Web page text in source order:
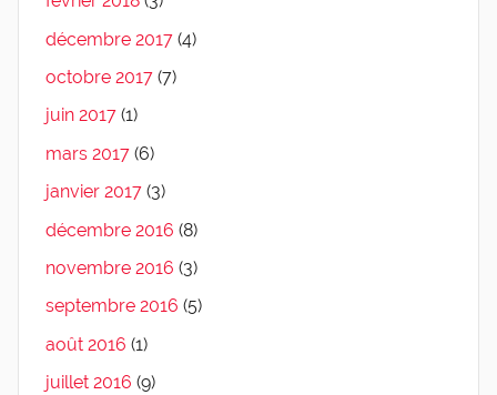
décembre 2017 (4)
octobre 2017 (7)
juin 2017 (1)
mars 2017 (6)
janvier 2017 (3)
décembre 2016 (8)
novembre 2016 (3)
septembre 2016 (5)
août 2016 (1)
juillet 2016 (9)